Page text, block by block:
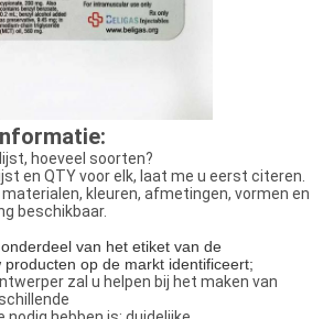
hoeveel soorten?
en QTY voor elk, laat me u eerst citeren.
materialen, kleuren, afmetingen, vormen en
beschikbaar.
van het etiket van de
producten op de markt identificeert;
zal u helpen bij het maken van